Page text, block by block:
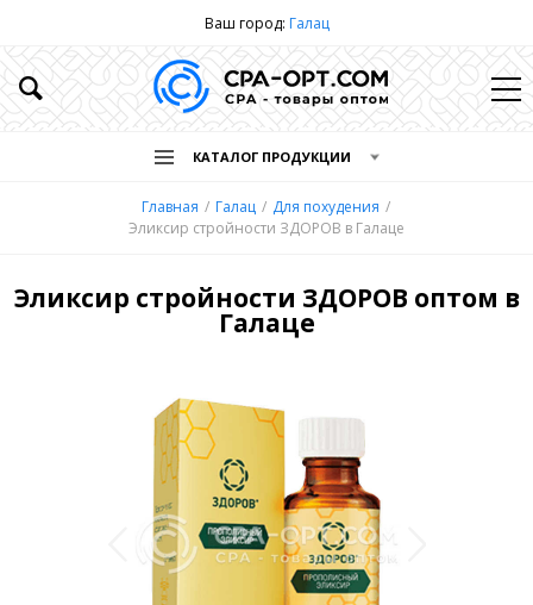
Ваш город: Галац
КАТАЛОГ ПРОДУКЦИИ
Главная Галац
Для похудения
Эликсир стройности ЗДОРОВ в Галаце
Эликсир стройности ЗДОРОВ оптом в
Галаце